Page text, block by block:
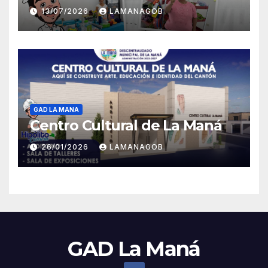
13/07/2026 LAMANAGOB
GAD LA MANA
Centro Cultural de La Maná
26/01/2026 LAMANAGOB
GAD La Maná